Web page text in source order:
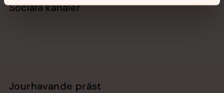
Sociala kanaler
Jourhavande präst